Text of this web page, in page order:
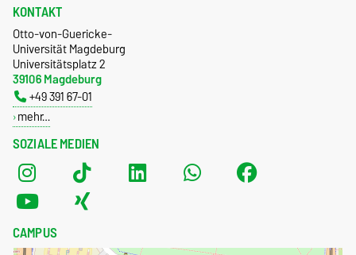
SOZIALE MEDIEN
KONTAKT
Otto-von-Guericke-
Universität Magdeburg
Universitätsplatz 2
39106 Magdeburg
+49 391 67-01
mehr…
CAMPUS